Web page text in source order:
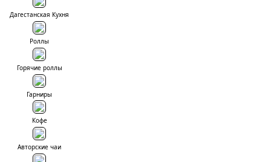
Дагестанская Кухня
Роллы
Горячие роллы
Гарниры
Кофе
Авторские чаи